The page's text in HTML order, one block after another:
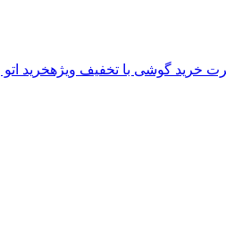
خرید گوشی با تخفیف ویژهخرید